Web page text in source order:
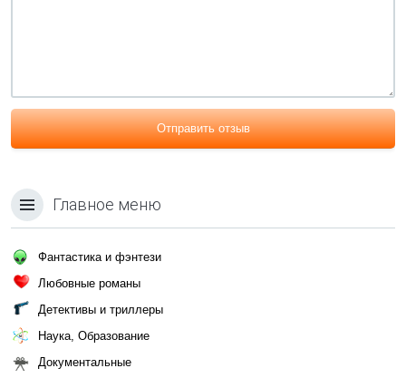
Отправить отзыв
Главное меню
Фантастика и фэнтези
Любовные романы
Детективы и триллеры
Наука, Образование
Документальные